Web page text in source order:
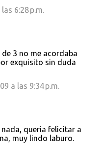
6:28 p.m.
3 no me acordaba
exquisito sin duda
a las 9:34 p.m.
queria felicitar a
muy lindo laburo.